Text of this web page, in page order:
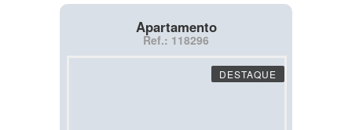
Apartamento
Ref.: 118296
DESTAQUE